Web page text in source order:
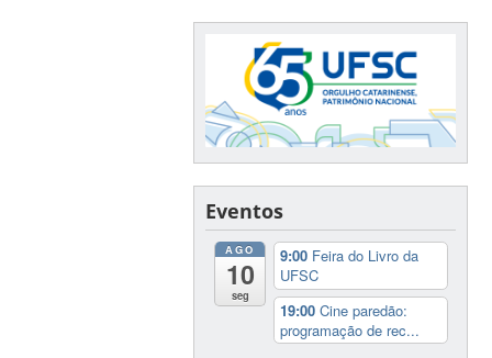
Eventos
AGO
10
seg
9:00 Feira do Livro da
UFSC
19:00Cine paredão:
programação de rec...